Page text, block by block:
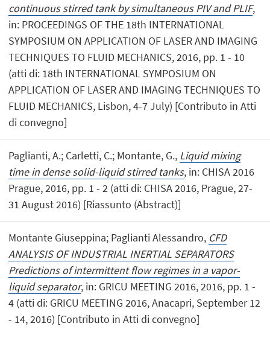
continuous stirred tank by simultaneous PIV and PLIF,
in: PROCEEDINGS OF THE 18th INTERNATIONAL
SYMPOSIUM ON APPLICATION OF LASER AND IMAGING
TECHNIQUES TO FLUID MECHANICS, 2016, pp. 1 - 10
(atti di: 18th INTERNATIONAL SYMPOSIUM ON
APPLICATION OF LASER AND IMAGING TECHNIQUES TO
FLUID MECHANICS, Lisbon, 4-7 July) [Contributo in Atti
di convegno]
Paglianti, A.; Carletti, C.; Montante, G., Liquid mixing
time in dense solid-liquid stirred tanks, in: CHISA 2016
Prague, 2016, pp. 1 - 2 (atti di: CHISA 2016, Prague, 27-
31 August 2016) [Riassunto (Abstract)]
Montante Giuseppina; Paglianti Alessandro, CFD
ANALYSIS OF INDUSTRIAL INERTIAL SEPARATORS
Predictions of intermittent flow regimes in a vapor-
liquid separator, in: GRICU MEETING 2016, 2016, pp. 1 -
4 (atti di: GRICU MEETING 2016, Anacapri, September 12
- 14, 2016) [Contributo in Atti di convegno]